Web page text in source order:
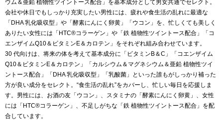
ウム＆亜鉛 植物性ツイントース配合」を基本成分として男女共通でセレクト。
会社や休日でもしっかり充実したい男性には、疲れや食生活の乱れに最適な
「DHA 乳化吸収型」や「酵素にんにく卵黄」「ウコン」を、忙しくても美しく
ありたい女性には「HTC®コラーゲン」や「鉄 植物性ツイントース配合」「コ
エンザイムQ10＆ビタミンE＆カロテン」をそれぞれ組み合わせています。
30 代向けは、将来の体を考えて基本成分に「ビタミンB＆C」「コエンザイム
Q10＆ビタミンE＆カロテン」「カルシウム＆マグネシウム＆亜鉛 植物性ツイ
ントース配合」「DHA 乳化吸収型」「乳酸菌」といった誰もがしっかり補った
方が良い成分をセレクト。“食生活の乱れ”をカバーし、忙しい毎日を応援しま
す。男性には、お酒の友「ウコン」、スタミナの「酵素にんにく卵黄」、女性
には「HTC®コラーゲン」、不足しがちな「鉄 植物性ツイントース配合」を配
合しています。